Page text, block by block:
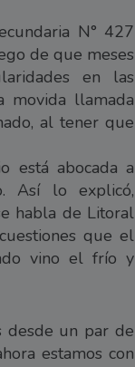
N° 427
de que meses
en las
movida llamada
al tener que
está abocada a
Así lo explicó,
habla de Litoral
que el
vino el frío y
desde un par de
estamos con